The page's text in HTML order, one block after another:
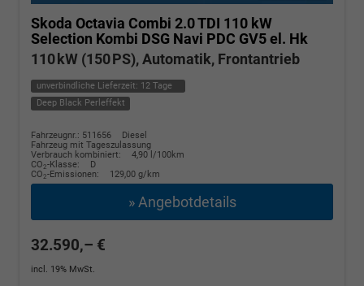
Skoda Octavia Combi 2.0 TDI 110 kW
Selection Kombi DSG Navi PDC GV5 el. Hk
110 kW (150 PS), Automatik, Frontantrieb
unverbindliche Lieferzeit: 12 Tage
Deep Black Perleffekt
Fahrzeugnr.: 511656
Diesel
Fahrzeug mit Tageszulassung
Verbrauch kombiniert:
4,90 l/100km
CO2-Klasse:
D
CO2-Emissionen: 129,00 g/km
» Angebotdetails
32.590,– €
incl. 19% MwSt.